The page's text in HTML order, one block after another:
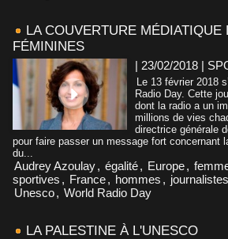
LA COUVERTURE MÉDIATIQUE
FÉMININES
| 23/02/2018 |
Le 13 février 2018
Radio Day. Cette
dont la radio a un
millions de vies
directrice générale
pour faire passer un message fort concernant
du...
Audrey Azoulay, égalité, Europe,
sportives , France, hommes , journalistes
Unesco, World Radio Day
LA PALESTINE À L'UNESCO